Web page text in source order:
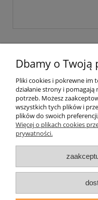
Dbamy o Twoją
Pliki cookies i pokrewne im
działanie strony i
potrzeb. Możesz
wszystkich tych plików i
plików do swoich
Więcej o plikach cookies
prywatności.